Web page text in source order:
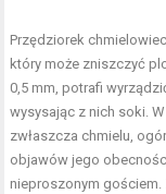
Przędziorek
który może zniszczyć
0,5 mm, potrafi
wysysając z nich soki.
zwłaszcza chmielu,
objawów jego
nieproszonym